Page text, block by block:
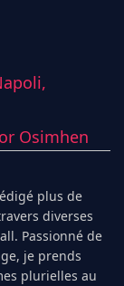
Osimhen
plus de
diverses
Passionné de
je prends
plurielles au